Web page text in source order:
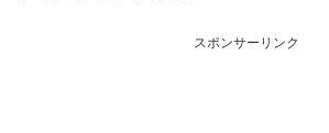
スポンサーリンク